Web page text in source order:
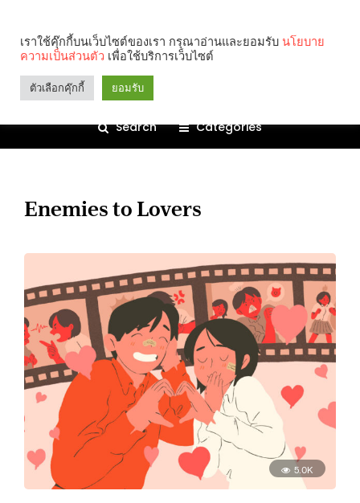
Search Categories
Enemies to Lovers
5.0K
เราใช้คุ๊กกี้บนเว็บไซต์ของเรา กรุณาอ่านและยอมรับ นโยบาย
ความเป็นส่วนตัว เพื่อใช้บริการเว็บไซต์
ตัวเลือกคุ๊กกี้ ยอมรับ